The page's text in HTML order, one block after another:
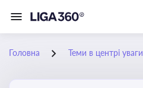
Головна Теми в центрі уваги